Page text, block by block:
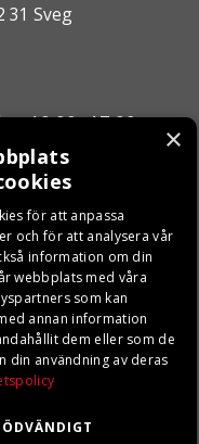
31 Sveg
10.00 -17.00
MOTOR
i Sveg!
×
för att anpassa
och för att analysera vår
information om din
webbplats med våra
som kan
annan information
dem eller som de
din användning av deras